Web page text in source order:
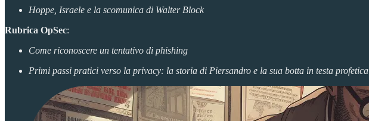
Hoppe, Israele e la scomunica di Walter Block
Rubrica OpSec:
Come riconoscere un tentativo di phishing
Primi passi pratici verso la privacy: la storia di Piersandro e la sua botta in testa profetica